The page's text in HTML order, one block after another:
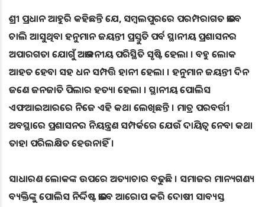
ଶ୍ରୀ ପ୍ରଧାନ ଆହୁରି କହିଛନ୍ତି ଯେ, ସମ୍ବଲପୁରରେ ପରମ୍ପରାଗତ ଭାବେ
ଚାଲି ଆସୁଥିବା ହନୁମାନ ଜୟନ୍ତୀ ପ୍ରସ୍ତୁତି ପର୍ବ ସ୍ଥାନୀୟ ପ୍ରଶାସନର
ଅପାରଗତା ଯୋଗୁଁ ଅଭାବନୀୟ ପରିସ୍ଥିତି ସୃଷ୍ଟି ହେଲା । ବହୁ ଲୋକ
ଆହତ ହେବା ସହ ଧନ ସମ୍ପତ୍ତି ହାନୀ ହେଲା । ହନୁମାନ ଜୟନ୍ତୀ ଦିନ
ଜଣେ ଜନଜାତି ପିଲାର ହତ୍ୟା ହେଲା । ସ୍ଥାନୀୟ ପୋଲିସ
ଏଫଆଇଆରରେ ନିଜେ ଏହି କଥା ଲେଖିଛନ୍ତି । ମାତ୍ର ପରବର୍ତ୍ତୀ
ଅବସ୍ଥାରେ ପ୍ରଶାସନର ନିୟନ୍ତ୍ରଣ ସମ୍ପର୍କରେ ଯେଉଁ ଦାୟିତ୍ୱ ନେବା କଥା
ତାହା ପରିଲକ୍ଷିତ ହେଉନାହିଁ ।
ସାଧାରଣ ଲୋକଙ୍କ ଉପରେ ଅତ୍ୟାଚାର ବଢୁଛି । ସମାଜର ମାନ୍ୟଗଣ୍ୟ
ବ୍ୟକ୍ତିଙ୍କୁ ପୋଲିସ ନିର୍ଦ୍ଦିଷ୍ଟ ଭାବେ ଆରୋପ କରି ଦୋଷୀ ସାବ୍ୟସ୍ତ